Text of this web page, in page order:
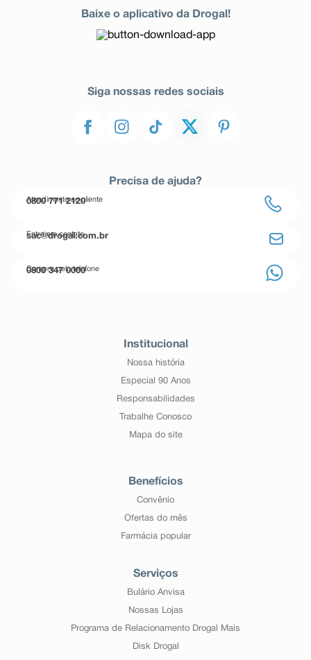
Baixe o aplicativo da Drogal!
Siga nossas redes sociais
Precisa de ajuda?
Atendimento ao cliente
0800 771 2120
Entre em contato
sac@drogal.com.br
Compre pelo telefone
0800 347 0000
Institucional
Nossa história
Especial 90 Anos
Responsabilidades
Trabalhe Conosco
Mapa do site
Benefícios
Convênio
Ofertas do mês
Farmácia popular
Serviços
Bulário Anvisa
Nossas Lojas
Programa de Relacionamento Drogal Mais
Disk Drogal